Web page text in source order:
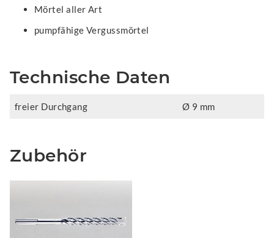
Mörtel aller Art
pumpfähige Vergussmörtel
Technische Daten
freier Durchgang Ø 9 mm
Zubehör